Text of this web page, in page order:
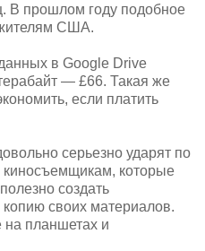
В прошлом году подобное
США.
в Google Drive
— £66. Такая же
если платить
серьезно ударят по
которые
создать
своих материалов.
на планшетах и